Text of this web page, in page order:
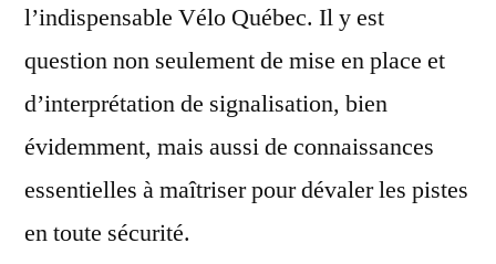
l’indispensable Vélo Québec. Il y est
question non seulement de mise en place et
d’interprétation de signalisation, bien
évidemment, mais aussi de connaissances
essentielles à maîtriser pour dévaler les pistes
en toute sécurité.